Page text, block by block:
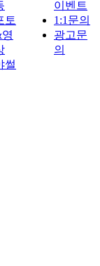
토
썰
이벤트
1:1문의
광고문
의